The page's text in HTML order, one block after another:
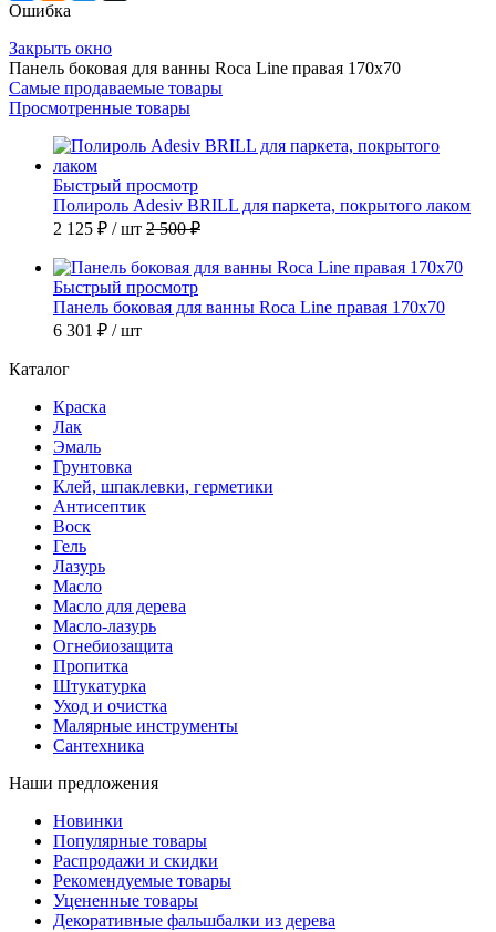
Ошибка
Закрыть окно
Панель боковая для ванны Roca Line правая 170х70
Самые продаваемые товары
Просмотренные товары
Быстрый просмотр
Полироль Adesiv BRILL для паркета, покрытого лаком
2 125 ₽ / шт 2 500 ₽
Быстрый просмотр
Панель боковая для ванны Roca Line правая 170х70
6 301 ₽ / шт
Каталог
Краска
Лак
Эмаль
Грунтовка
Клей, шпаклевки, герметики
Антисептик
Воск
Гель
Лазурь
Масло
Масло для дерева
Масло-лазурь
Огнебиозащита
Пропитка
Штукатурка
Уход и очистка
Малярные инструменты
Сантехника
Наши предложения
Новинки
Популярные товары
Распродажи и скидки
Рекомендуемые товары
Уцененные товары
Декоративные фальшбалки из дерева